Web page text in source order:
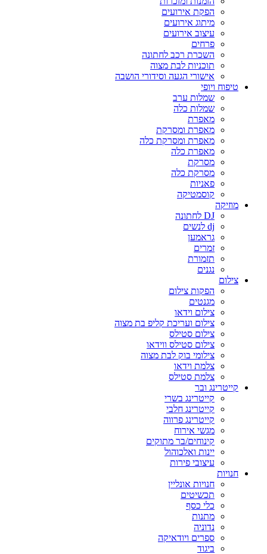
הפקת אירועים
מיתוג אירועים
עיצוב אירועים
פרחים
השכרת רכב לחתונה
תוכניות לבת מצוה
אישורי הגעה וסידורי הושבה
טיפוח ויופי
שמלות ערב
שמלות כלה
מאפרת
מאפרת ומסרקת
מאפרת ומסרקת כלה
מאפרת כלה
מסרקת
מסרקת כלה
פאניות
קוסמטיקה
מוזיקה
DJ לחתונה
dj לנשים
גראמען
זמרים
תזמורת
נגנים
צילום
הפקות צילום
מגנטים
צילום וידאו
צילום ועריכת קליפ בת מצוה
צילום סטילס
צילום סטילס ווידאו
צילומי בוק לבת מצוה
צלמת וידאו
צלמת סטילס
קייטרינג ובר
קייטרינג בשרי
קייטרינג חלבי
קייטרינג פרווה
מגשי אירוח
קינוחים/בר מתוקים
יינות ואלכוהול
עיצובי פירות
חנויות
חנויות אונליין
תכשיטים
כלי כסף
מתנות
נדוניה
ספרים ויודאיקה
ביגוד